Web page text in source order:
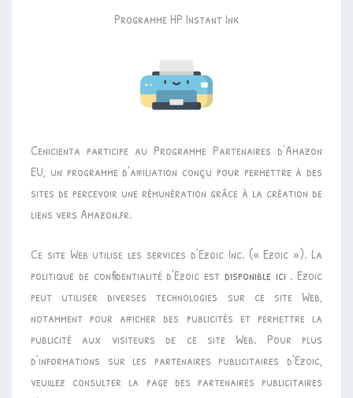
Programme HP Instant Ink
Cenicienta participe au Programme Partenaires d’Amazon
EU, un programme d’affiliation conçu pour permettre à des
sites de percevoir une rémunération grâce à la création de
liens vers Amazon.fr.
Ce site Web utilise les services d’Ezoic Inc. (« Ezoic »). La
politique de confidentialité d’Ezoic est disponible ici . Ezoic
peut utiliser diverses technologies sur ce site Web,
notamment pour afficher des publicités et permettre la
publicité aux visiteurs de ce site Web. Pour plus
d’informations sur les partenaires publicitaires d’Ezoic,
veuillez consulter la page des partenaires publicitaires